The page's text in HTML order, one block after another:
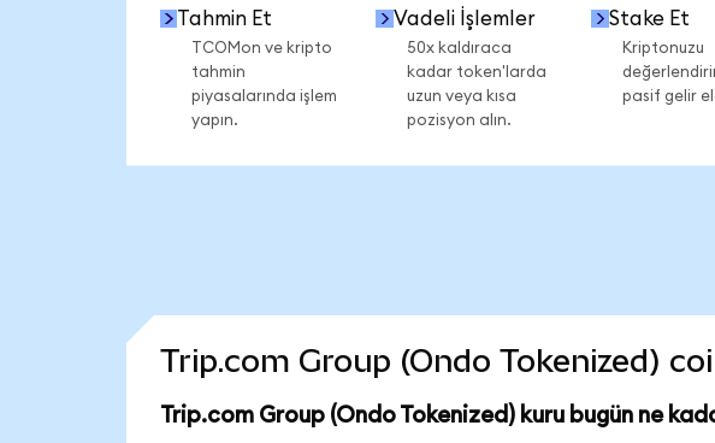
Tahmin Et
TCOMon ve kripto
tahmin
piyasalarında işlem
yapın.
Vadeli İşlemler
50x kaldıraca
kadar token'larda
uzun veya kısa
pozisyon alın.
Stake Et
Kriptonuzu
pasif gelir
Trip.com Group (Ondo Tokenized)
Trip.com Group (Ondo Tokenized) kuru bugün ne